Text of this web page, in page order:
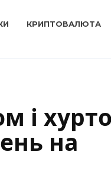
КРИПТОВАЛЮТА
і
на